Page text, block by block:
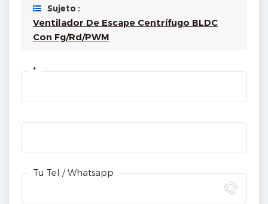
Sujeto :
Ventilador De Escape Centrífugo BLDC
Con Fg/Rd/PWM
*
Tu Tel / Whatsapp